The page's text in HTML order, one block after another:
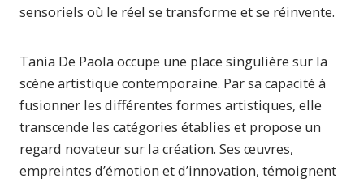
sensoriels où le réel se transforme et se réinvente.
Tania De Paola occupe une place singulière sur la
scène artistique contemporaine. Par sa capacité à
fusionner les différentes formes artistiques, elle
transcende les catégories établies et propose un
regard novateur sur la création. Ses œuvres,
empreintes d’émotion et d’innovation, témoignent